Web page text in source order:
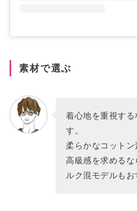
素材で選ぶ
着心地を重視す
す。
柔らかなコットン
高級感を求める
ルク混モデルもお